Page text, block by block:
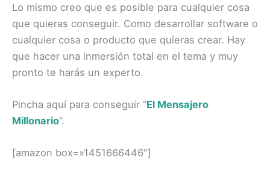
Lo mismo creo que es posible para cualquier cosa
que quieras conseguir. Como desarrollar software o
cualquier cosa o producto que quieras crear. Hay
que hacer una inmersión total en el tema y muy
pronto te harás un experto.
Pincha aquí para conseguir “El Mensajero
Millonario”.
[amazon box=»1451666446″]